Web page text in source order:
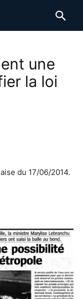
une
la loi
du 17/06/2014.